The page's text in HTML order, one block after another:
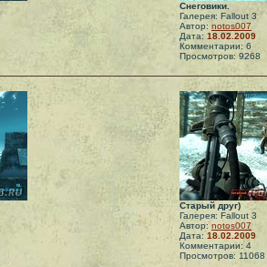
Снеговики.
Галерея: Fallout 3
Автор: notos007
Дата: 18.02.2009
Комментарии: 6
Просмотров: 9268
Старый друг)
Галерея: Fallout 3
Автор: notos007
Дата: 18.02.2009
Комментарии: 4
Просмотров: 11068